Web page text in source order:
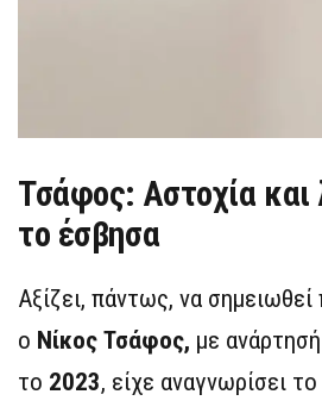
Τσάφος: Αστοχία
το έσβησα
Αξίζει, πάντως, να σημειωθεί
ο Νίκος Τσάφος, με
το 2023, είχε αναγνωρίσει